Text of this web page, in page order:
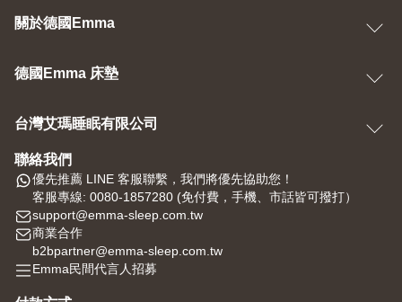
關於德國Emma
德國Emma 床墊
台灣艾瑪睡眠有限公司
聯絡我們
優先推薦 LINE 客服聯繫，我們將優先協助您！
客服專線: 0080-1857280 (免付費，手機、市話皆可撥打）
support@emma-sleep.com.tw
商業合作
b2bpartner@emma-sleep.com.tw
Emma民間代言人招募